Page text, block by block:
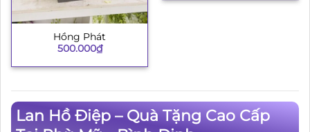
Hồng Phát
500.000₫
Lan Hồ Điệp – Quà Tặng Cao Cấp